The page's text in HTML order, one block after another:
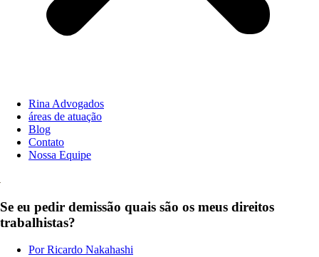
Rina Advogados
áreas de atuação
Blog
Contato
Nossa Equipe
Se eu pedir demissão quais são os meus direitos
trabalhistas?
PorRicardo Nakahashi